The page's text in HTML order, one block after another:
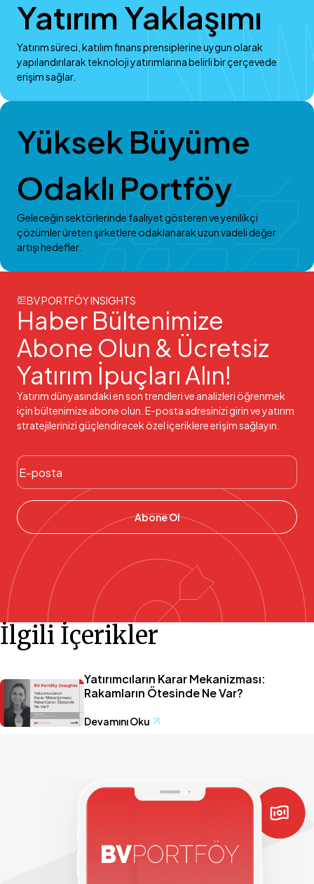
Yatırım Yaklaşımı
Yatırım süreci, katılım finans prensiplerine uygun olarak
yapılandırılarak teknoloji yatırımlarına belirli bir çerçevede
erişim sağlar.
Yüksek Büyüme
Odaklı Portföy
Geleceğin sektörlerinde faaliyet gösteren ve yenilikçi
çözümler üreten şirketlere odaklanarak uzun vadeli değer
artışı hedefler.
BV PORTFÖY INSIGHTS
Haber Bültenimize
Abone Olun & Ücretsiz
Yatırım İpuçları Alın!
Yatırım dünyasındaki en son trendleri ve analizleri öğrenmek
için bültenimize abone olun. E-posta adresinizi girin ve yatırım
stratejilerinizi güçlendirecek özel içeriklere erişim sağlayın.
Abone Ol
İlgili İçerikler
Yatırımcıların Karar Mekanizması:
Rakamların Ötesinde Ne Var?
Devamını Oku